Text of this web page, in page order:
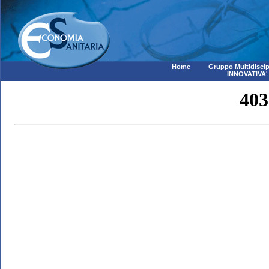
Home
Gruppo
INNOVATIVA'